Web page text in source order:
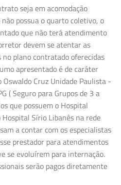
seja em acomodação
possua o quarto coletivo, o
que não terá atendimento
devem se atentar as
plano contratado oferecidas
apresentado é de caráter
Cruz Unidade Paulista -
( Seguro para Grupos de 3 a
que possuem o Hospital
Sírio Libanês na rede
a contar com os especialistas
prestador para atendimentos
se evoluírem para internação.
serão pagos diretamente